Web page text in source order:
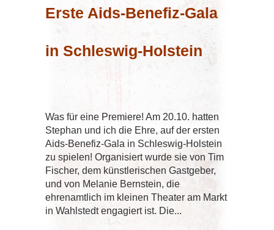
Erste Aids-Benefiz-Gala
in Schleswig-Holstein
Was für eine Premiere! Am 20.10. hatten
Stephan und ich die Ehre, auf der ersten
Aids-Benefiz-Gala in Schleswig-Holstein
zu spielen! Organisiert wurde sie von Tim
Fischer, dem künstlerischen Gastgeber,
und von Melanie Bernstein, die
ehrenamtlich im kleinen Theater am Markt
in Wahlstedt engagiert ist. Die...